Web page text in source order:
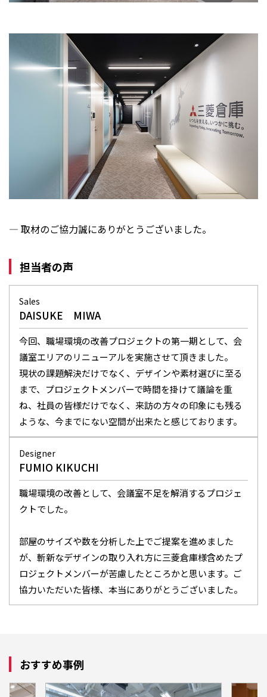
― 取材のご協力誠にありがとうございました。
担当者の声
Sales
DAISUKE MIWA
今回、職場環境の改善プロジェクトの第一期として、会
議室エリアのリニューアルを実施させて頂きました。
現状の課題解決だけでなく、デザインや素材選びに至る
まで、プロジェクトメンバーで時間を掛けて議論を重
ね、社員の皆様だけでなく、来訪の方々の印象にも残る
ような、今までにない空間が出来たと感じております。
Designer
FUMIO KIKUCHI
職場環境の改善として、会議室不足を解消するプロジェ
クトでした。
部屋のサイズや数を分析した上でご提案を進めました
が、斬新なデザインの取り入れ方に三菱倉庫様含めたプ
ロジェクトメンバーが苦慮したところかと思います。ご
協力いただいた皆様、本当にありがとうございました。
おすすめ事例